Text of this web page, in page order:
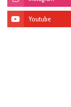
Youtube